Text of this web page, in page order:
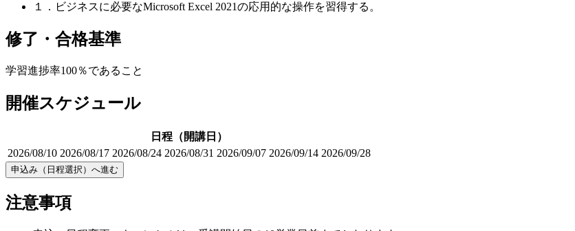
１．ビジネスに必要なMicrosoft Excel 2021の応用的な操作を習得する。
修了・合格基準
学習進捗率100％であること
開催スケジュール
日程（開講日）
2026/08/10 2026/08/17 2026/08/24 2026/08/31 2026/09/07 2026/09/14 2026/09/28
申込み（日程選択）へ進む
注意事項